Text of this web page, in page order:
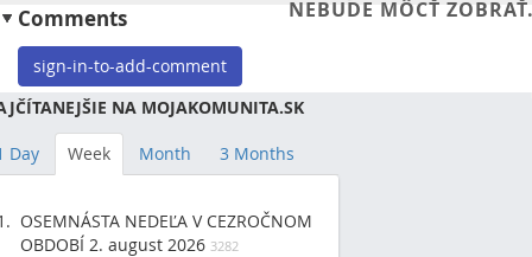
NEBUDE MÔCŤ
Comments
sign-in-to-add-comment
NA MOJAKOMUNITA.SK
Day Week Month 3 Months
OSEMNÁSTA NEDEĽA V CEZROČNOM
OBDOBÍ 2. august 2026 3282